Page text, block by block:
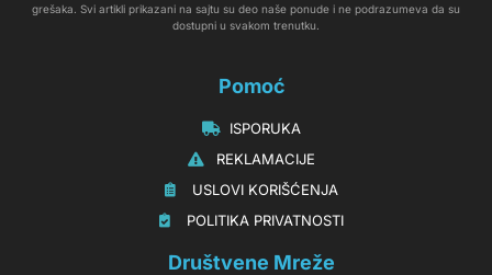
grešaka. Svi artikli prikazani na sajtu su deo naše ponude i ne podrazumeva da su
dostupni u svakom trenutku.
Pomoć
‏‏‎‏‏‎ ‎ISPORUKA
‏‏‏‏‎ ‎‎‎‎‎‎REKLAMACIJE‎‎‎
‏‏‎‏‏‎ ‎‎USLOVI KORIŠĆENJA
‏‏‏‎ ‎‎POLITIKA PRIVATNOSTI
Društvene Mreže